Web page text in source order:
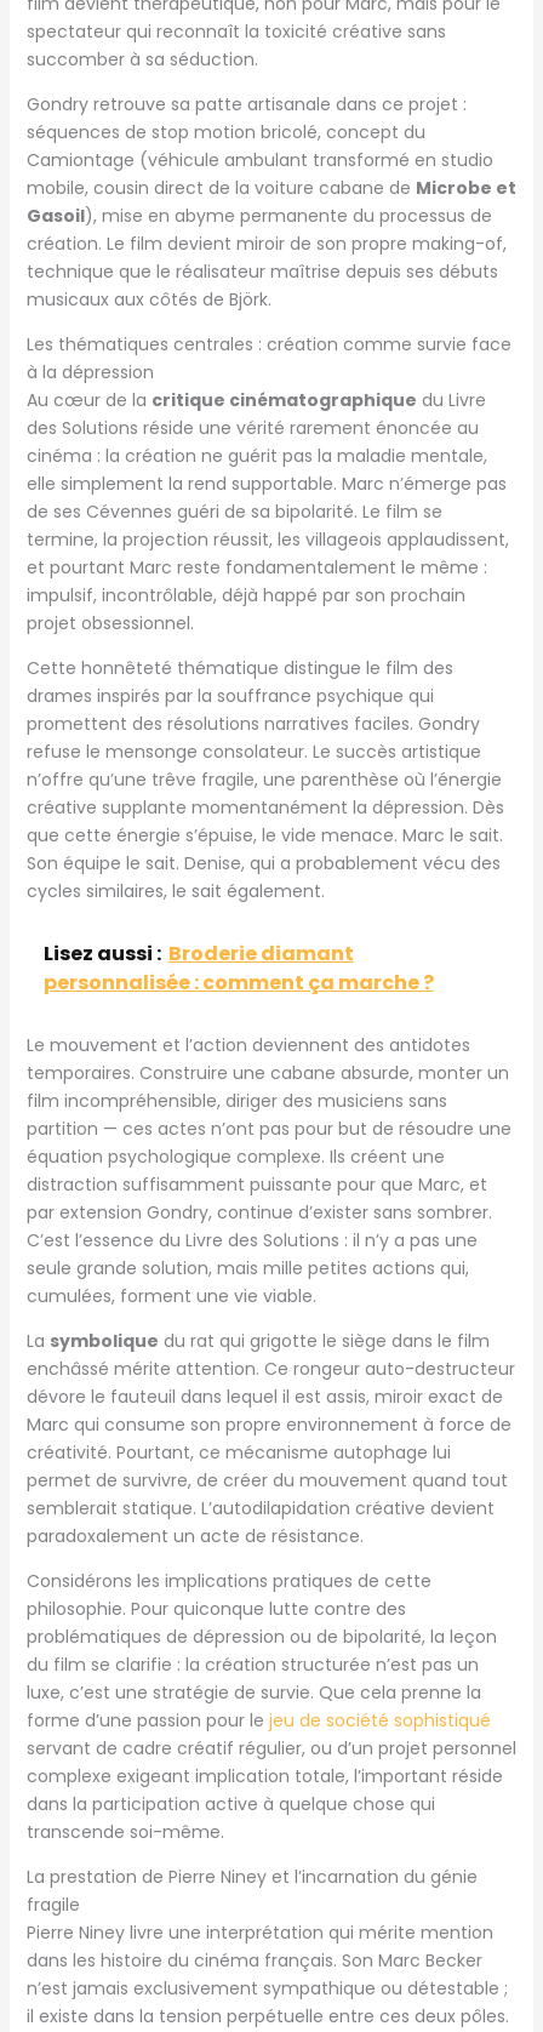
spectateur qui reconnaît la toxicité créative sans
succomber à sa séduction.
Gondry retrouve sa patte artisanale dans ce projet :
séquences de stop motion bricolé, concept du
Camiontage (véhicule ambulant transformé en studio
mobile, cousin direct de la voiture cabane de Microbe et
Gasoil), mise en abyme permanente du processus de
création. Le film devient miroir de son propre making-of,
technique que le réalisateur maîtrise depuis ses débuts
musicaux aux côtés de Björk.
Les thématiques centrales : création comme survie face
à la dépression
Au cœur de la critique cinématographique du Livre
des Solutions réside une vérité rarement énoncée au
cinéma : la création ne guérit pas la maladie mentale,
elle simplement la rend supportable. Marc n’émerge pas
de ses Cévennes guéri de sa bipolarité. Le film se
termine, la projection réussit, les villageois applaudissent,
et pourtant Marc reste fondamentalement le même :
impulsif, incontrôlable, déjà happé par son prochain
projet obsessionnel.
Cette honnêteté thématique distingue le film des
drames inspirés par la souffrance psychique qui
promettent des résolutions narratives faciles. Gondry
refuse le mensonge consolateur. Le succès artistique
n’offre qu’une trêve fragile, une parenthèse où l’énergie
créative supplante momentanément la dépression. Dès
que cette énergie s’épuise, le vide menace. Marc le sait.
Son équipe le sait. Denise, qui a probablement vécu des
cycles similaires, le sait également.
Lisez aussi : Broderie diamant
personnalisée : comment ça marche ?
Le mouvement et l’action deviennent des antidotes
temporaires. Construire une cabane absurde, monter un
film incompréhensible, diriger des musiciens sans
partition — ces actes n’ont pas pour but de résoudre une
équation psychologique complexe. Ils créent une
distraction suffisamment puissante pour que Marc, et
par extension Gondry, continue d’exister sans sombrer.
C’est l’essence du Livre des Solutions : il n’y a pas une
seule grande solution, mais mille petites actions qui,
cumulées, forment une vie viable.
La symbolique du rat qui grigotte le siège dans le film
enchâssé mérite attention. Ce rongeur auto-destructeur
dévore le fauteuil dans lequel il est assis, miroir exact de
Marc qui consume son propre environnement à force de
créativité. Pourtant, ce mécanisme autophage lui
permet de survivre, de créer du mouvement quand tout
semblerait statique. L’autodilapidation créative devient
paradoxalement un acte de résistance.
Considérons les implications pratiques de cette
philosophie. Pour quiconque lutte contre des
problématiques de dépression ou de bipolarité, la leçon
du film se clarifie : la création structurée n’est pas un
luxe, c’est une stratégie de survie. Que cela prenne la
forme d’une passion pour le jeu de société sophistiqué
servant de cadre créatif régulier, ou d’un projet personnel
complexe exigeant implication totale, l’important réside
dans la participation active à quelque chose qui
transcende soi-même.
La prestation de Pierre Niney et l’incarnation du génie
fragile
Pierre Niney livre une interprétation qui mérite mention
dans les histoire du cinéma français. Son Marc Becker
n’est jamais exclusivement sympathique ou détestable ;
il existe dans la tension perpétuelle entre ces deux pôles.